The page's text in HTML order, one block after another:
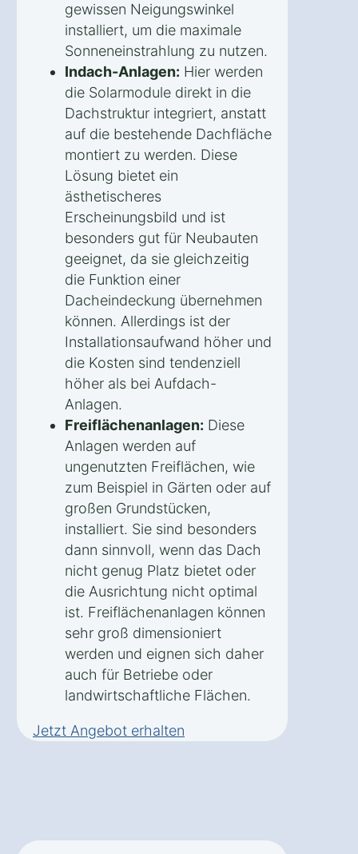
gewissen Neigungswinkel
installiert, um die maximale
Sonneneinstrahlung zu nutzen.
Indach-Anlagen: Hier werden
die Solarmodule direkt in die
Dachstruktur integriert, anstatt
auf die bestehende Dachfläche
montiert zu werden. Diese
Lösung bietet ein
ästhetischeres
Erscheinungsbild und ist
besonders gut für Neubauten
geeignet, da sie gleichzeitig
die Funktion einer
Dacheindeckung übernehmen
können. Allerdings ist der
Installationsaufwand höher und
die Kosten sind tendenziell
höher als bei Aufdach-
Anlagen.
Freiflächenanlagen: Diese
Anlagen werden auf
ungenutzten Freiflächen, wie
zum Beispiel in Gärten oder auf
großen Grundstücken,
installiert. Sie sind besonders
dann sinnvoll, wenn das Dach
nicht genug Platz bietet oder
die Ausrichtung nicht optimal
ist. Freiflächenanlagen können
sehr groß dimensioniert
werden und eignen sich daher
auch für Betriebe oder
landwirtschaftliche Flächen.
Jetzt Angebot erhalten